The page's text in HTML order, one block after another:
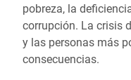
pobreza, la
corrupción. La crisis
y las personas más
consecuencias.